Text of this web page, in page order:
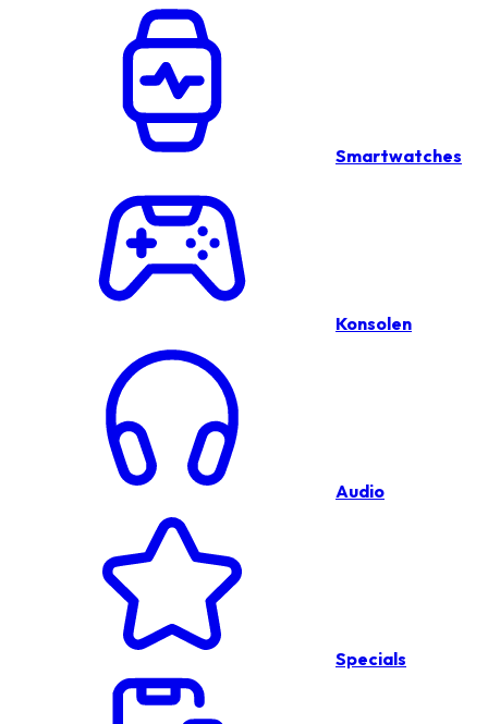
Smartwatches
Konsolen
Audio
Specials